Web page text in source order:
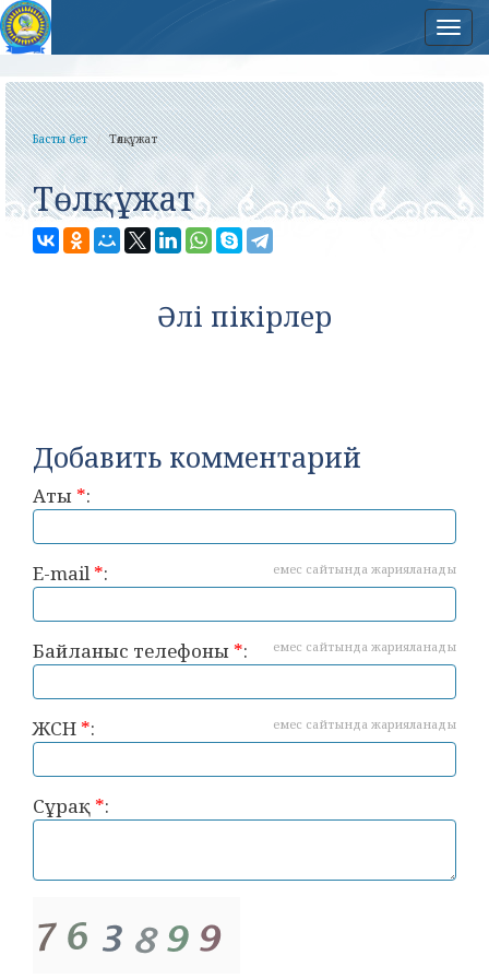
Басты бет Төлқұжат
Төлқұжат
Әлі пікірлер
Добавить комментарий
Аты *:
E-mail*: емес сайтында жарияланады
Байланыс телефоны *: емес сайтында жарияланады
ЖСН *: емес сайтында жарияланады
Сұрақ *: